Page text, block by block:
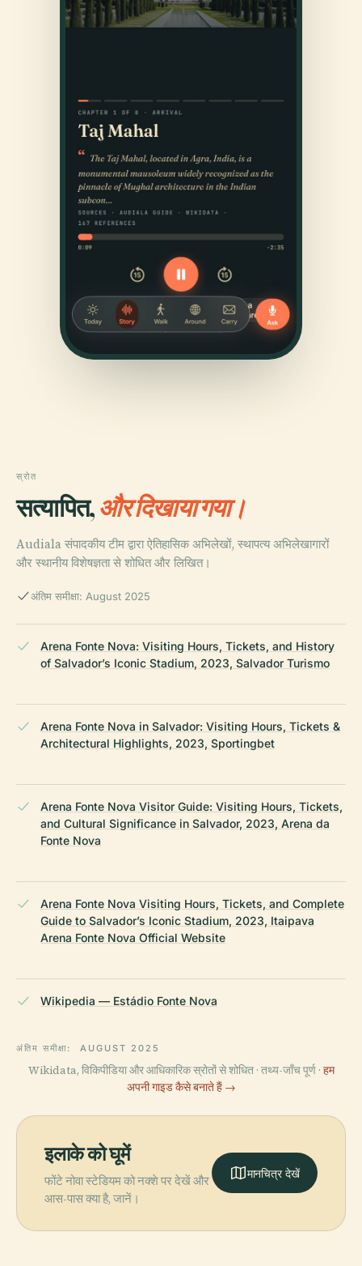
स्रोत
सत्यापित,और दिखाया गया।
Audiala संपादकीय टीम द्वारा ऐतिहासिक अभिलेखों, स्थापत्य अभिलेखागारों
और स्थानीय विशेषज्ञता से शोधित और लिखित।
अंतिम समीक्षा: August 2025
Arena Fonte Nova: Visiting Hours, Tickets, and History
of Salvador’s Iconic Stadium, 2023, Salvador Turismo
Arena Fonte Nova in Salvador: Visiting Hours, Tickets &
Architectural Highlights, 2023, Sportingbet
Arena Fonte Nova Visitor Guide: Visiting Hours, Tickets,
and Cultural Significance in Salvador, 2023, Arena da
Fonte Nova
Arena Fonte Nova Visiting Hours, Tickets, and Complete
Guide to Salvador’s Iconic Stadium, 2023, Itaipava
Arena Fonte Nova Official Website
Wikipedia — Estádio Fonte Nova
अंतिम समीक्षा: AUGUST 2025
Wikidata, विकिपीडिया और आधिकारिक स्रोतों से शोधित · तथ्य-जाँच पूर्ण · हम
अपनी गाइड कैसे बनाते हैं →
इलाके को घूमें
फोंटे नोवा स्टेडियम को नक्शे पर देखें और
आस-पास क्या है, जानें।
मानचित्र देखें